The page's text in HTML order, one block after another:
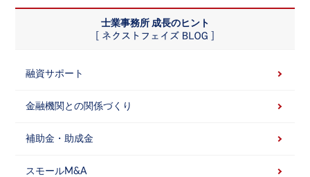
士業事務所 成長のヒント
融資サポート
金融機関との関係づくり
補助金・助成金
スモールM&A